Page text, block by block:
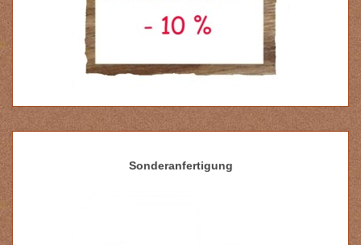
Sonderanfertigung